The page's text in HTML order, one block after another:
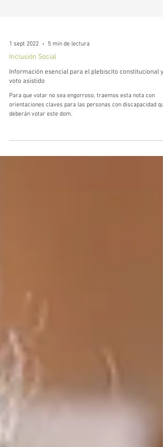
1 sept 2022 5 min de lectura
Inclusión Social
Información esencial para el plebiscito constitucional y
voto asistido
deberán votar este dom.